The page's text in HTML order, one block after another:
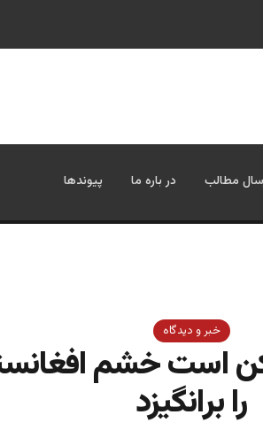
مطالب در باره ما پیوندها
خبر و دیدگاه
است خشم
را برانگیزد